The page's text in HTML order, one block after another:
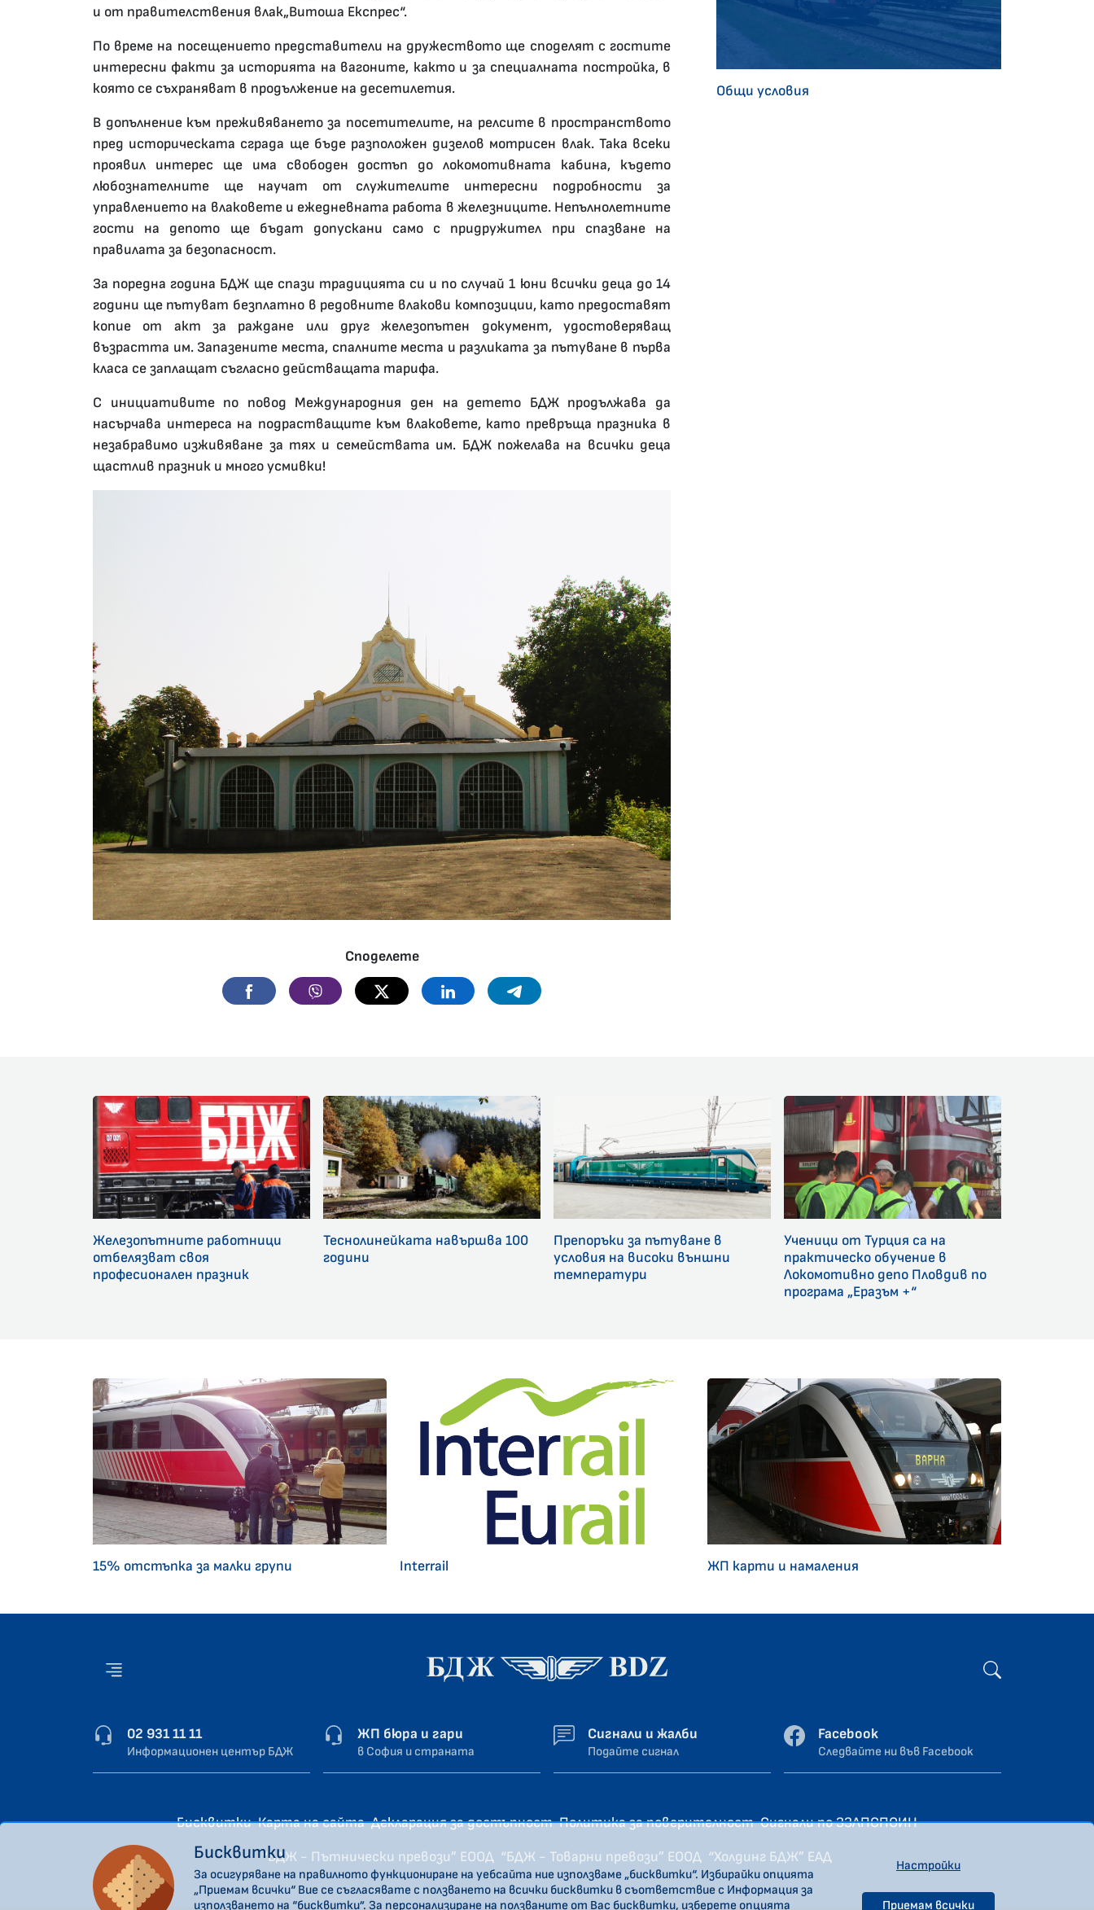
и от правителствения влак„Витоша Експрес“.
По време на посещението представители на дружеството ще споделят с гостите
интересни факти за историята на вагоните, както и за специалната постройка, в
която се съхраняват в продължение на десетилетия.
В допълнение към преживяването за посетителите, на релсите в пространството
пред историческата сграда ще бъде разположен дизелов мотрисен влак. Така всеки
проявил интерес ще има свободен достъп до локомотивната кабина, където
любознателните ще научат от служителите интересни подробности за
управлението на влаковете и ежедневната работа в железниците. Непълнолетните
гости на депото ще бъдат допускани само с придружител при спазване на
правилата за безопасност.
За поредна година БДЖ ще спази традицията си и по случай 1 юни всички деца до 14
години ще пътуват безплатно в редовните влакови композиции, като предоставят
копие от акт за раждане или друг железопътен документ, удостоверяващ
възрастта им. Запазените места, спалните места и разликата за пътуване в първа
класа се заплащат съгласно действащата тарифа.
С инициативите по повод Международния ден на детето БДЖ продължава да
насърчава интереса на подрастващите към влаковете, като превръща празника в
незабравимо изживяване за тях и семействата им. БДЖ пожелава на всички деца
щастлив празник и много усмивки!
Споделете
Facebook Viber Twitter Linkedin Telegram
Общи условия
Железопътните работници
отбелязват своя
професионален празник
Теснолинейката навършва 100
години
Препоръки за пътуване в
условия на високи външни
температури
Ученици от Турция са на
практическо обучение в
Локомотивно депо Пловдив по
програма „Еразъм +“
15% отстъпка за малки групи Interrail ЖП карти и намаления
02 931 11 11
Информационен център БДЖ
ЖП бюра и гари
в София и страната
Сигнали и жалби
Подайте сигнал
Facebook
Следвайте ни във Facebook
Бисквитки Карта на сайта Декларация за достъпност Политика за поверителност Сигнали по ЗЗЛПСПОИН
“БДЖ - Пътнически превози” ЕООД “БДЖ - Товарни превози” ЕООД “Холдинг БДЖ” ЕАД
Бисквитки
За осигуряване на правилното функциониране на уебсайта ние използваме „бисквитки“. Избирайки опцията
„Приемам всички“ Вие се съгласявате с ползването на всички бисквитки в съответствие с Информация за
използването на “бисквитки”. За персонализиране на ползваните от Вас бисквитки, изберете опцията
Настройки
Приемам всички